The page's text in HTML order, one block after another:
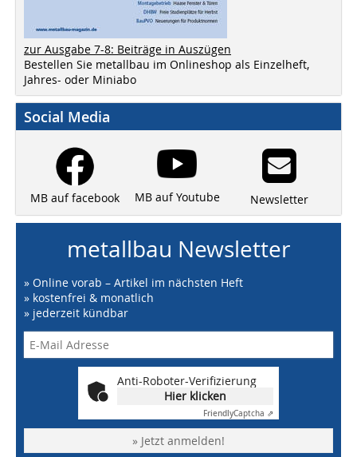
zur Ausgabe 7-8: Beiträge in Auszügen
Bestellen Sie metallbau im Onlineshop als Einzelheft,
Jahres- oder Miniabo
Social Media
MB auf facebook MB auf Youtube Newsletter
metallbau Newsletter
» Online vorab – Artikel im nächsten Heft
» kostenfrei & monatlich
» jederzeit kündbar
Anti-Roboter-Verifizierung
Hier klicken
FriendlyCaptcha ⇗
» Jetzt anmelden!